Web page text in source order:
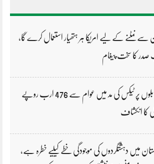
سے نمٹنے کے لیے امریکا ہر ہتھیار استعمال کرے گا،
صدر کا سخت پیغام
بجلی بلوں پر ٹیکس کی مد میں عوام سے 476 ارب روپے
کا انکشاف
میں دہشتگردوں کی موجودگی خطے کیلیے خطرہ ہے،